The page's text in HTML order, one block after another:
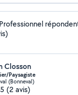
Closson
Paysagiste
(Bonneval)
(2 avis)